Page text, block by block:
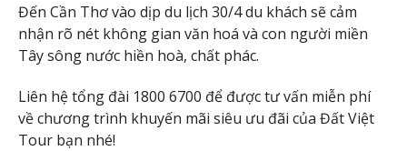
Đến Cần Thơ vào dịp du lịch 30/4 du khách sẽ cảm
nhận rõ nét không gian văn hoá và con người miền
Tây sông nước hiền hoà, chất phác.
Liên hệ tổng đài 1800 6700 để được tư vấn miễn phí
về chương trình khuyến mãi siêu ưu đãi của Đất Việt
Tour bạn nhé!